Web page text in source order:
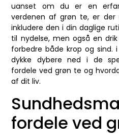
uanset om du er en
verdenen af grøn te, er
inkludere den i din daglige
til nydelse, men også en
forbedre både krop og sind.
dykke dybere ned i de
fordele ved grøn te og
af dit liv.
fordele ved